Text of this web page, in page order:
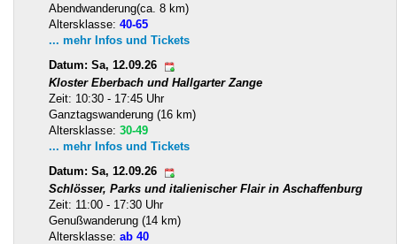
Abendwanderung(ca. 8 km)
Altersklasse: 40-65
... mehr Infos und Tickets
Datum: Sa, 12.09.26
Kloster Eberbach und Hallgarter Zange
Zeit: 10:30 - 17:45 Uhr
Ganztagswanderung (16 km)
Altersklasse: 30-49
... mehr Infos und Tickets
Datum: Sa, 12.09.26
Schlösser, Parks und italienischer Flair in Aschaffenburg
Zeit: 11:00 - 17:30 Uhr
Genußwanderung (14 km)
Altersklasse: ab 40